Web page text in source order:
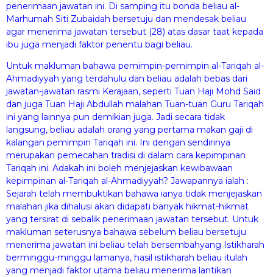
penerimaan jawatan ini. Di samping itu bonda beliau al-
Marhumah Siti Zubaidah bersetuju dan mendesak beliau
agar menerima jawatan tersebut (28) atas dasar taat kepada
ibu juga menjadi faktor penentu bagi beliau.
Untuk makluman bahawa pemimpin-pemimpin al-Tariqah al-
Ahmadiyyah yang terdahulu dan beliau adalah bebas dari
jawatan-jawatan rasmi Kerajaan, seperti Tuan Haji Mohd Said
dan juga Tuan Haji Abdullah malahan Tuan-tuan Guru Tariqah
ini yang lainnya pun demikian juga. Jadi secara tidak
langsung, beliau adalah orang yang pertama makan gaji di
kalangan pemimpin Tariqah ini. Ini dengan sendirinya
merupakan pemecahan tradisi di dalam cara kepimpinan
Tariqah ini. Adakah ini boleh menjejaskan kewibawaan
kepimpinan al-Tariqah al-Ahmadiyyah? Jawapannya ialah :
Sejarah telah membuktikan bahawa ianya tidak menjejaskan
malahan jika dihalusi akan didapati banyak hikmat-hikmat
yang tersirat di sebalik penerimaan jawatan tersebut. Untuk
makluman seterusnya bahawa sebelum beliau bersetuju
menerima jawatan ini beliau telah bersembahyang Istikharah
berminggu-minggu lamanya, hasil istikharah beliau itulah
yang menjadi faktor utama beliau menerima lantikan